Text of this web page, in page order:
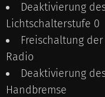
Deaktivierung
Lichtschalterstufe 0
Freischaltung
Radio
Deaktivierung
Handbremse